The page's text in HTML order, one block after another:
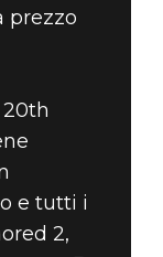
prezzo
20th
e tutti i
2,